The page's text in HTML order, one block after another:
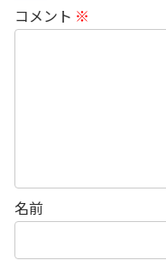
コメント ※
名前